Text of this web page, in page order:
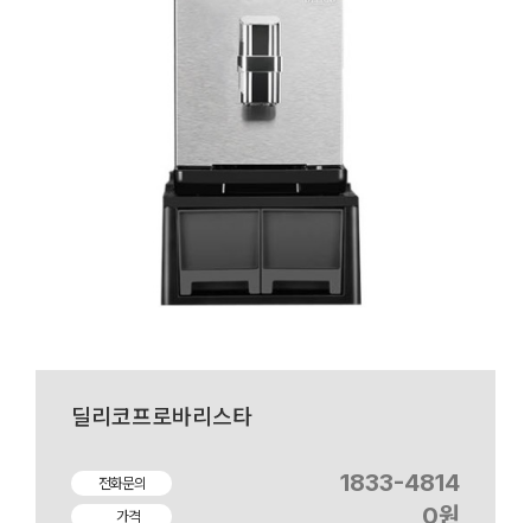
딜리코프로바리스타
전화문의 1833-4814
가격 0원